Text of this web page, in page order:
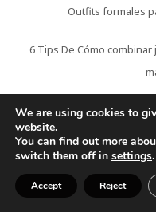
Outfits formales
6 Tips De Cómo
Peinados
5 Mejores Cortes de
We are using cookies to
website.
You can find out more
switch them off in settings.
Accept Reject